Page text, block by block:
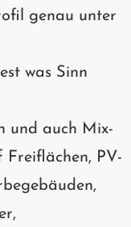
genau unter
was Sinn
und auch Mix-
Freiflächen, PV-